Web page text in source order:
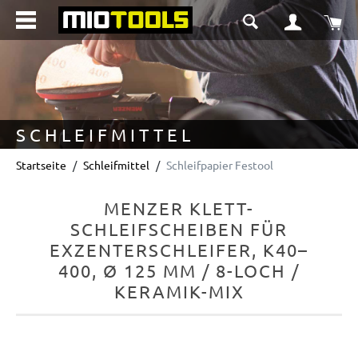
springen
SCHLEIFMITTEL
Startseite Schleifmittel Schleifpapier Festool
MENZER KLETT-
SCHLEIFSCHEIBEN FÜR
EXZENTERSCHLEIFER, K40–
400, Ø 125 MM / 8-LOCH /
KERAMIK-MIX